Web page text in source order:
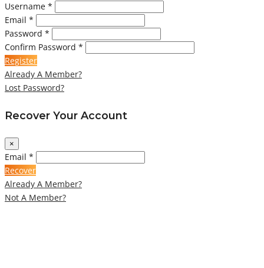
Username *
Email *
Password *
Confirm Password *
Register
Already A Member?
Lost Password?
Recover Your Account
×
Email *
Recover
Already A Member?
Not A Member?